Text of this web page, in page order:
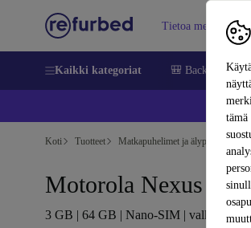
Tietoa meistä
Kaikki kategoriat 🎒 Back to school
Koti Tuotteet Matkapuhelimet ja älypuhelimet
Motorola Nexus 6
3 GB | 64 GB | Nano-SIM | valkoinen